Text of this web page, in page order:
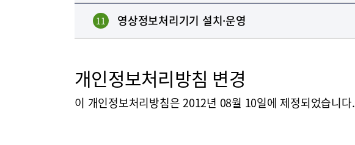
11 영상정보처리기기 설치·운영
개인정보처리방침 변경
이 개인정보처리방침은 2012년 08월 10일에 제정되었습니다.